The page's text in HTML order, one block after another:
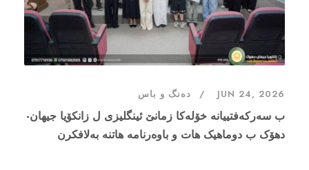
JUN 24, 2026 دەنگ و باس
ب سەرکەفتییانە خۆلەکا زمانێ ئینگلیزی ل زانکۆیا جیهان-
دهۆک ب دوماهیک هات و باوەرنامە هاتنە بەلافکرن